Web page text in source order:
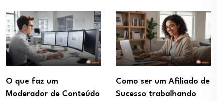
O que faz um
Moderador de Conteúdo
Como ser um Afiliado de
Sucesso trabalhando